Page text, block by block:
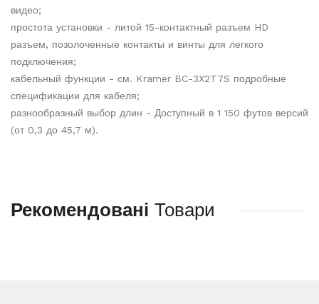
видео;
простота установки - литой 15-контактный разъем HD
разъем, позолоченные контакты и винты для легкого
подключения;
кабельный функции - см. Kramer BC-3X2T7S подробные
спецификации для кабеля;
разнообразный выбор длин - Доступный в 1 150 футов версий
(от 0,3 до 45,7 м).
Рекомендовані Товари